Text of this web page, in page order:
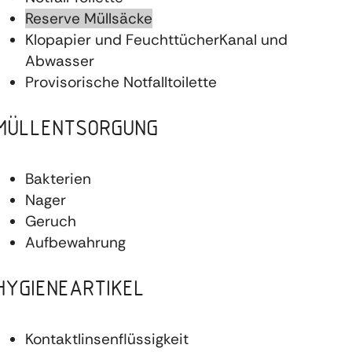
Reserve Müllsäcke
Klopapier und FeuchttücherKanal und
Abwasser
Provisorische Notfalltoilette
Bakterien
Nager
Geruch
Aufbewahrung
Kontaktlinsenflüssigkeit